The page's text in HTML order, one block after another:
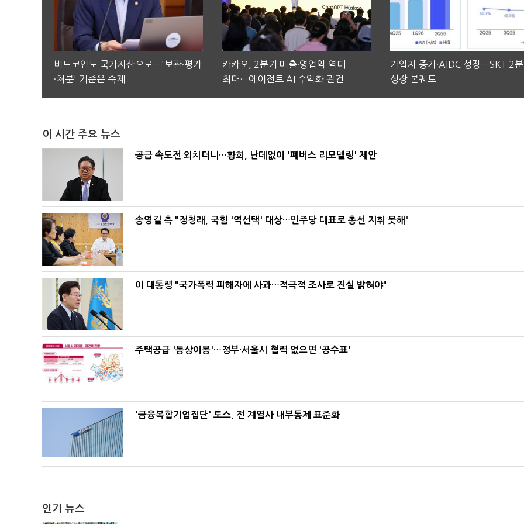
비트코인도 국가자산으로…'보관·평가
·처분' 기준은 숙제
카카오, 2분기 매출·영업익 역대
최대…에이전트 AI 수익화 관건
가입자 증가·AIDC 성장…SKT 2
성장 본궤도
이 시간 주요 뉴스
공급 속도전 외치더니…황희, 난데없이 '폐버스 리모델링' 제안
송영길 측 "정청래, 국힘 '역선택' 대상…민주당 대표로 총선 지휘 못해"
이 대통령 "국가폭력 피해자에 사과…적극적 조사로 진실 밝혀야"
주택공급 '동상이몽'…정부·서울시 협력 없으면 '공수표'
'금융복합기업집단' 토스, 전 계열사 내부통제 표준화
인기 뉴스